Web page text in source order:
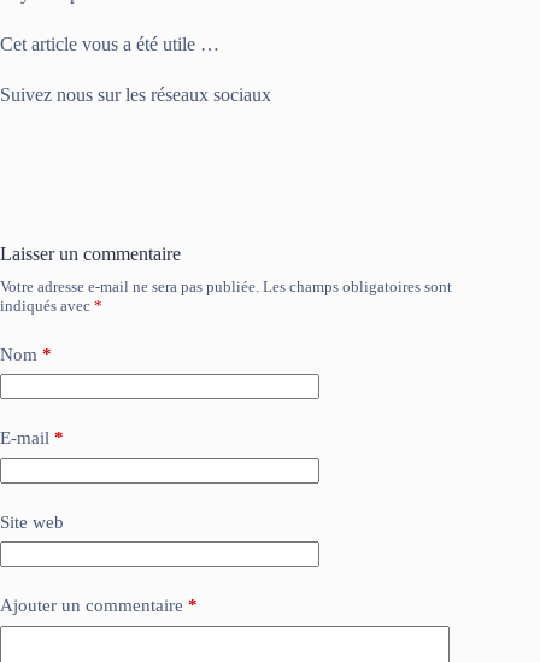
Cet article vous a été utile …
Suivez nous sur les réseaux sociaux
Laisser un commentaire
Votre adresse e-mail ne sera pas publiée. Les champs obligatoires sont
indiqués avec *
Nom *
E-mail *
Site web
Ajouter un commentaire *